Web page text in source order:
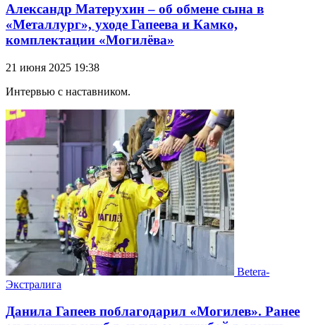
Александр Матерухин – об обмене сына в
«Металлург», уходе Гапеева и Камко,
комплектации «Могилёва»
21 июня 2025 19:38
Интервью с наставником.
Betera-
Экстралига
Данила Гапеев поблагодарил «Могилев». Ранее